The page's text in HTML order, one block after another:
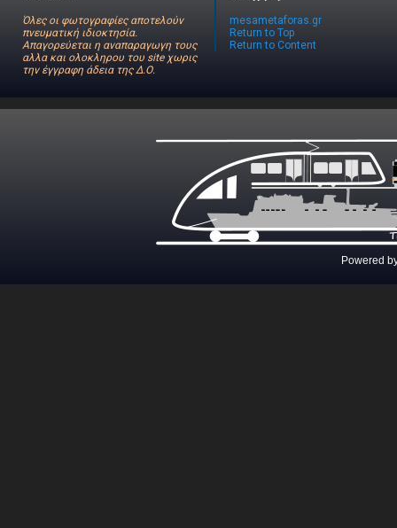
Όλες οι φωτογραφίες αποτελούν
πνευματική ιδιοκτησία.
Απαγορεύεται η αναπαραγωγη τους
αλλα και ολοκληρου του site χωρις
την έγγραφη άδεια της Δ.Ο.
mesametaforas.gr
Return to Top
Return to Content
Powered